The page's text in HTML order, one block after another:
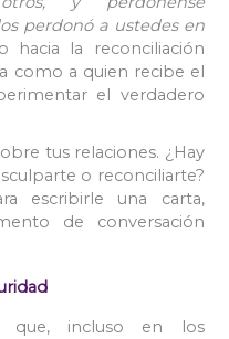
perdonó a ustedes en
hacia la reconciliación
como a quien recibe el
el verdadero
tus relaciones. ¿Hay
o reconciliarte?
escribirle una carta,
de conversación
que, incluso en los